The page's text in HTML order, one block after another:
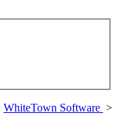
WhiteTown Software >